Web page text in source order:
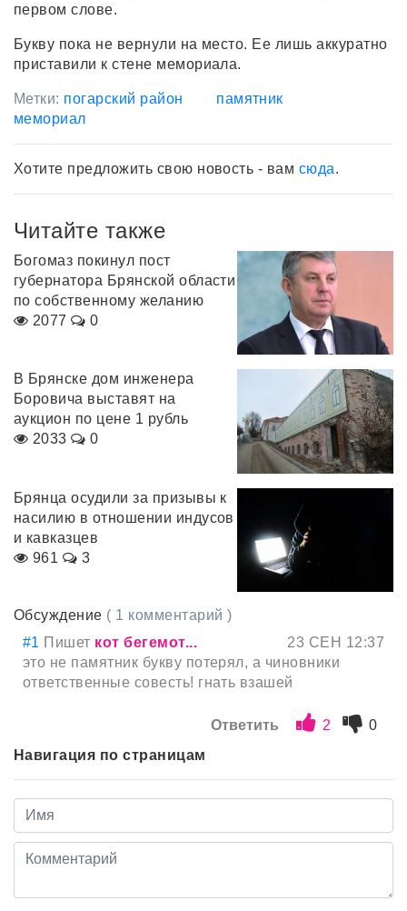
первом слове.
Букву пока не вернули на место. Ее лишь аккуратно
приставили к стене мемориала.
Метки: погарский район
памятник
мемориал
Хотите предложить свою новость - вам сюда.
Читайте также
Богомаз покинул пост
губернатора Брянской области
по собственному желанию
2077
0
В Брянске дом инженера
Боровича выставят на
аукцион по цене 1 рубль
2033
0
Брянца осудили за призывы к
насилию в отношении индусов
и кавказцев
961
3
Обсуждение ( 1 комментарий )
#1 Пишет кот бегемот...
23 СЕН 12:37
это не памятник букву потерял, а чиновники
ответственные совесть! гнать взашей
Ответить 2
0
Навигация по страницам